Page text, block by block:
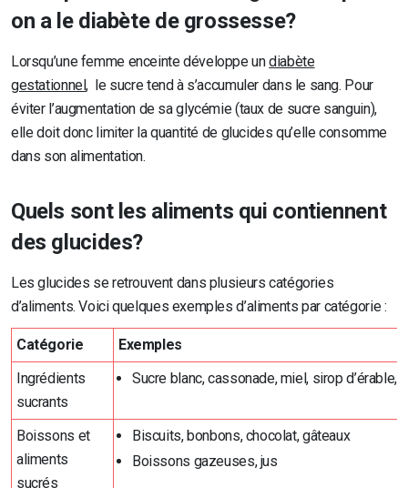
on a le diabète de grossesse?
Lorsqu’une femme enceinte développe undiabète
gestationnel, le sucre tend à s’accumuler dans le sang. Pour
éviter l’augmentation de sa glycémie (taux de sucre sanguin),
elle doit donc limiter la quantité de glucides qu’elle consomme
dans son alimentation.
Quels sont les aliments qui contiennent
des glucides?
Les glucides se retrouvent dans plusieurs catégories
d’aliments. Voici quelques exemples d’aliments par catégorie :
Catégorie
Exemples
Ingrédients
sucrants
Sucre blanc, cassonade, miel, sirop d’érable,
Boissons et
aliments
sucrés
Biscuits, bonbons, chocolat, gâteaux
Boissons gazeuses, jus